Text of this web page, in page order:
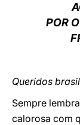
POR
Queridos
Sempre
calorosa com